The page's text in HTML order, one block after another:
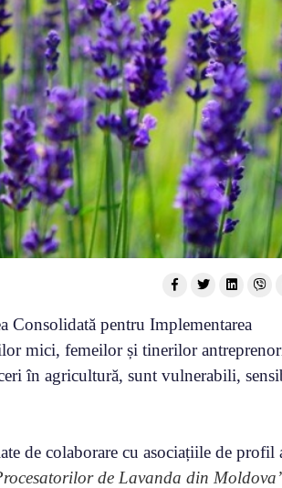
Consolidată pentru Implementarea
mici, femeilor și tinerilor
în agricultură, sunt vulnerabili,
de colaborare cu asociațiile de profil
de Lavanda din